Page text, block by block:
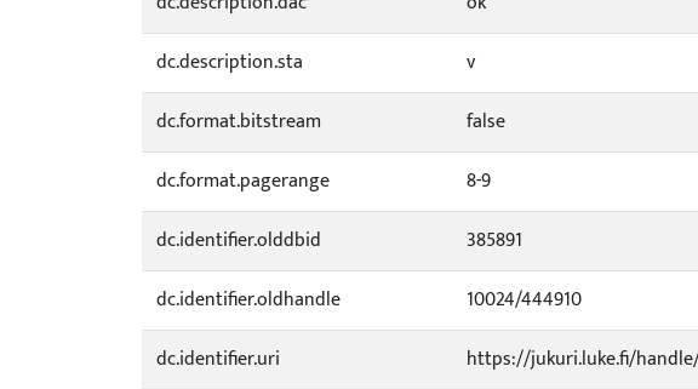
dc.description.sta
v
dc.format.bitstream
false
dc.format.pagerange
8-9
dc.identifier.olddbid
385891
dc.identifier.oldhandle
10024/444910
dc.identifier.uri
https://jukuri.luke.fi/handle/